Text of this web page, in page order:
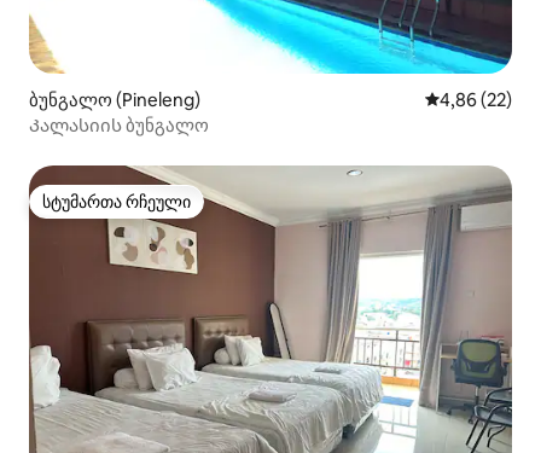
ბუნგალო (Pineleng) საშუალო
4,86 (22)
Კალასიის ბუნგალო
სტუმართა რჩეული
სტუმართა რჩეული